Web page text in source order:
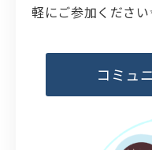
軽にご参加ください
コミュ